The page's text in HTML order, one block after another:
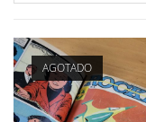
AGOTADO